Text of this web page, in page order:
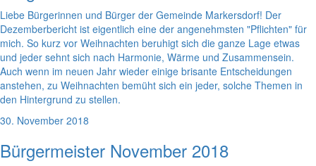
Liebe Bürgerinnen und Bürger der Gemeinde Markersdorf! Der
Dezemberbericht ist eigentlich eine der angenehmsten "Pflichten" für
mich. So kurz vor Weihnachten beruhigt sich die ganze Lage etwas
und jeder sehnt sich nach Harmonie, Wärme und Zusammensein.
Auch wenn im neuen Jahr wieder einige brisante Entscheidungen
anstehen, zu Weihnachten bemüht sich ein jeder, solche Themen in
den Hintergrund zu stellen.
30. November 2018
Bürgermeister November 2018